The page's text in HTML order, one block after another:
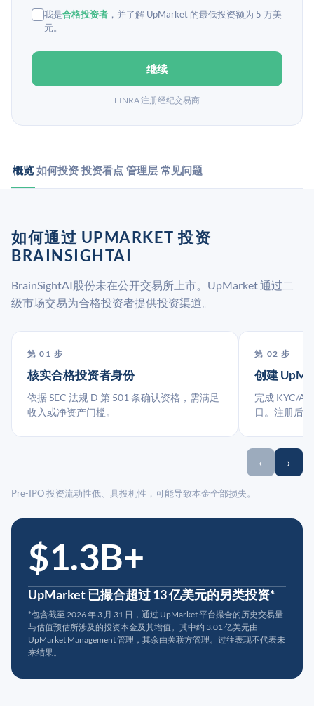
我是合格投资者 ，并了解 UpMarket 的最低投资额为 5 万美
元。
继续
FINRA 注册经纪交易商
概览 如何投资 投资看点 管理层 常见问题
如何通过 UPMARKET 投资
BRAINSIGHTAI
BrainSightAI股份未在公开交易所上市。UpMarket 通过二
级市场交易为合格投资者提供投资渠道。
第 01 步
核实合格投资者身份
依据 SEC 法规 D 第 501 条确认资格，需满足
收入或净资产门槛。
第 02 步
创建
完成 KYC/
日。注册后
‹ ›
Pre-IPO 投资流动性低、具投机性，可能导致本金全部损失。
$1.3B+
UpMarket 已撮合超过 13 亿美元的另类投资*
*包含截至 2026 年 3 月 31 日，通过 UpMarket 平台撮合的历史交易量
与估值预估所涉及的投资本金及其增值。其中约 3.01 亿美元由
UpMarket Management 管理，其余由关联方管理。过往表现不代表未
来结果。